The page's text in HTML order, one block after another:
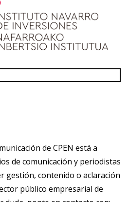
de CPEN está a
de comunicación y periodistas
gestión, contenido o aclaración
público empresarial de